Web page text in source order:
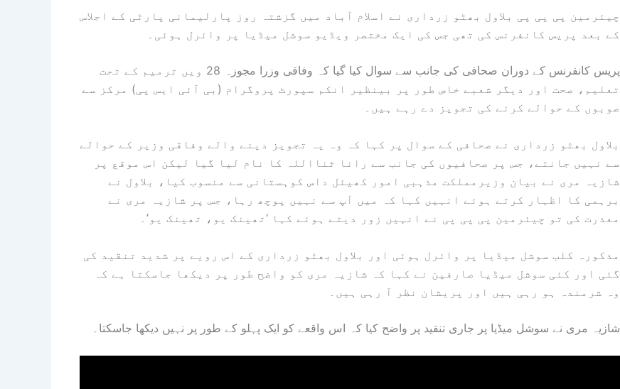
چیئرمین پی پی پی بلاول بھٹو زرداری نے اسلام آباد میں گزشتہ روز پارلیمانی پارٹی کے اجلاس
کے بعد پریس کانفرنس کی تھی جس کی ایک مختصر ویڈیو سوشل میڈیا پر وائرل ہوئی۔
پریس کانفرنس کے دوران صحافی کی جانب سے سوال کیا گیا کہ وفاقی وزرا مجوزہ 28 ویں ترمیم کے تحت
تعلیم، صحت اور دیگر شعبے خاص طور پر بینظیر انکم سپورٹ پروگرام (بی آئی ایس پی) مرکز سے
صوبوں کے حوالے کرنے کی تجویز دے رہے ہیں۔
بلاول بھٹو زرداری نے صحافی کے سوال پر کہا کہ وہ یہ تجویز دینے والے وفاقی وزیر کے حوالے
سے نہیں جانتے، جس پر صحافیوں کی جانب سے رانا ثنااللہ کا نام لیا گیا لیکن اس موقع پر
شازیہ مری نے بیان وزیرمملکت مذہبی امور کھیئل داس کوہستانی سے منسوب کیا، بلاول نے
برہمی کا اظہار کرتے ہوئے انہیں کہا کہ میں آپ سے نہیں پوچھ رہا، جس پر شازیہ مری نے
معذرت کی تو چیئرمین پی پی پی نے انہیں زور دیتے ہوئے کہا ‘تھینک یو، تھینک یو’۔
مذکورہ کلب سوشل میڈیا پر وائرل ہوئی اور بلاول بھٹو زرداری کے اس رویے پر شدید تنقید کی
گئی اور کئی سوشل میڈیا صارفین نے کہا کہ شازیہ مری کو واضح طور پر دیکھا جاسکتا ہے کہ
وہ شرمندہ ہو رہی ہیں اور پریشان نظر آ رہی ہیں۔
شازیہ مری نے سوشل میڈیا پر جاری تنقید پر واضح کیا کہ اس واقعے کو ایک پہلو کے طور پر نہیں دیکھا جاسکتا۔